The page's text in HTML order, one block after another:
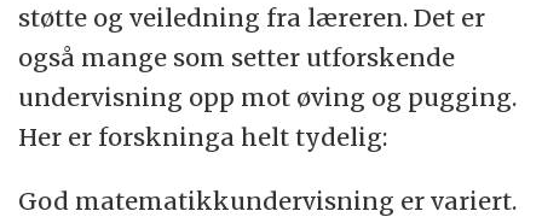
støtte og veiledning fra læreren. Det er
også mange som setter utforskende
undervisning opp mot øving og pugging.
Her er forskninga helt tydelig:
God matematikkundervisning er variert.